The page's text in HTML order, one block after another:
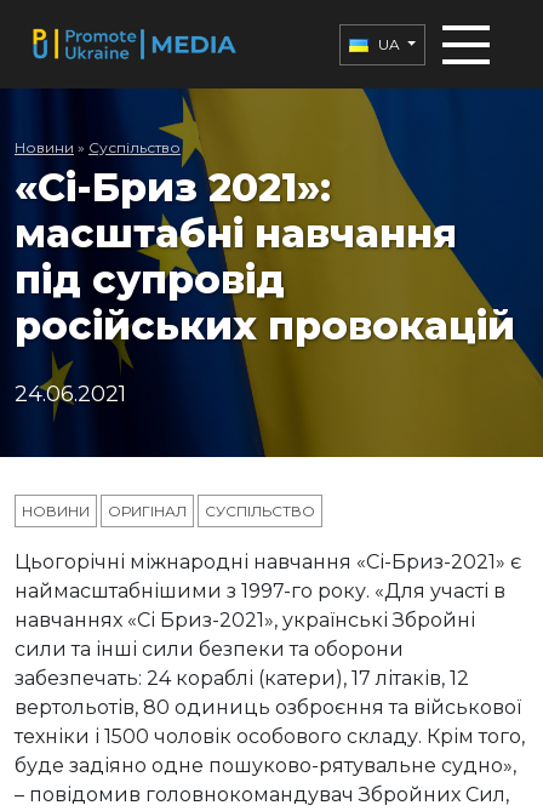
UA
Новини » Суспільство
«Сі-Бриз 2021»:
масштабні навчання
під супровід
російських провокацій
24.06.2021
НОВИНИ ОРИГІНАЛ СУСПІЛЬСТВО
Цьогорічні міжнародні навчання «Сі-Бриз-2021» є
наймасштабнішими з 1997-го року. «Для участі в
навчаннях «Сі Бриз-2021», українські Збройні
сили та інші сили безпеки та оборони
забезпечать: 24 кораблі (катери), 17 літаків, 12
вертольотів, 80 одиниць озброєння та військової
техніки і 1500 чоловік особового складу. Крім того,
буде задіяно одне пошуково-рятувальне судно»,
– повідомив головнокомандувач Збройних Сил,